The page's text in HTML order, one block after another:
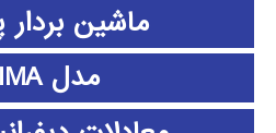
ماشین بردار
مدل ARIMA